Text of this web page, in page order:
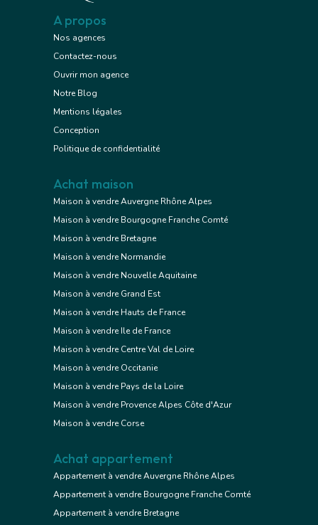
A propos
Nos agences
Contactez-nous
Ouvrir mon agence
Notre Blog
Mentions légales
Conception
Politique de confidentialité
Achat maison
Maison à vendre Auvergne Rhône Alpes
Maison à vendre Bourgogne Franche Comté
Maison à vendre Bretagne
Maison à vendre Normandie
Maison à vendre Nouvelle Aquitaine
Maison à vendre Grand Est
Maison à vendre Hauts de France
Maison à vendre Ile de France
Maison à vendre Centre Val de Loire
Maison à vendre Occitanie
Maison à vendre Pays de la Loire
Maison à vendre Provence Alpes Côte d'Azur
Maison à vendre Corse
Achat appartement
Appartement à vendre Auvergne Rhône Alpes
Appartement à vendre Bourgogne Franche Comté
Appartement à vendre Bretagne